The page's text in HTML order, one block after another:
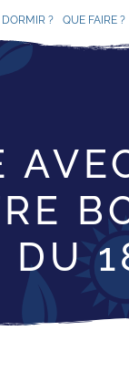
? QUE FAIRE ?